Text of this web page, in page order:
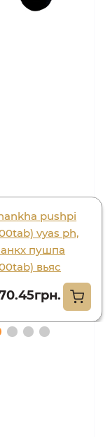
pushpi
vyas ph,
пушпа
вьяс